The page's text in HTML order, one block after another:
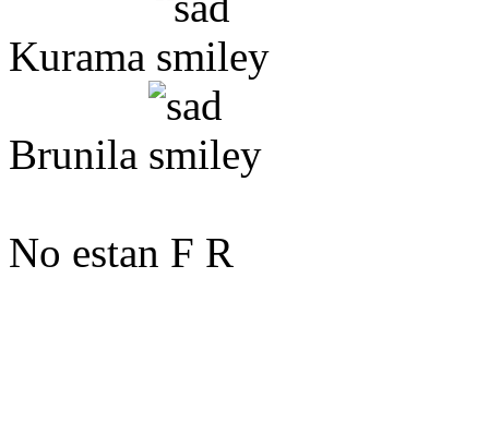
Kurama
Brunila
No estan F R